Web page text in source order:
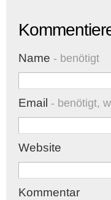
Name - benötigt
Email - benötigt,
Website
Kommentar